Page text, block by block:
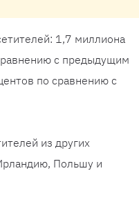
1,7 миллиона
с предыдущим
по сравнению с
из других
Польшу и